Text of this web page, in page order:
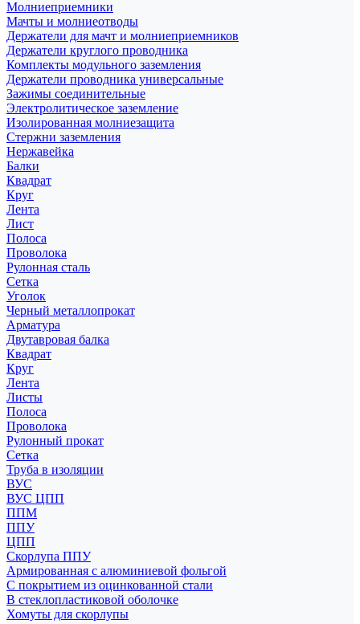
Молниеприемники
Мачты и молниеотводы
Держатели для мачт и молниеприемников
Держатели круглого проводника
Комплекты модульного заземления
Держатели проводника универсальные
Зажимы соединительные
Электролитическое заземление
Изолированная молниезащита
Стержни заземления
Нержавейка
Балки
Квадрат
Круг
Лента
Лист
Полоса
Проволока
Рулонная сталь
Сетка
Уголок
Черный металлопрокат
Арматура
Двутавровая балка
Квадрат
Круг
Лента
Листы
Полоса
Проволока
Рулонный прокат
Сетка
Труба в изоляции
ВУС
ВУС ЦПП
ППМ
ППУ
ЦПП
Скорлупа ППУ
Армированная с алюминиевой фольгой
С покрытием из оцинкованной стали
В стеклопластиковой оболочке
Хомуты для скорлупы